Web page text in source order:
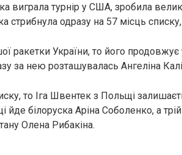
виграла турнір у США, зробила
стрибнула одразу на 57 місць
ракетки України, то його продовжує
за нею розташувалась Ангеліна
то Іга Швентек з Польщі
йде білоруска Аріна Соболенко, а
Олена Рибакіна.